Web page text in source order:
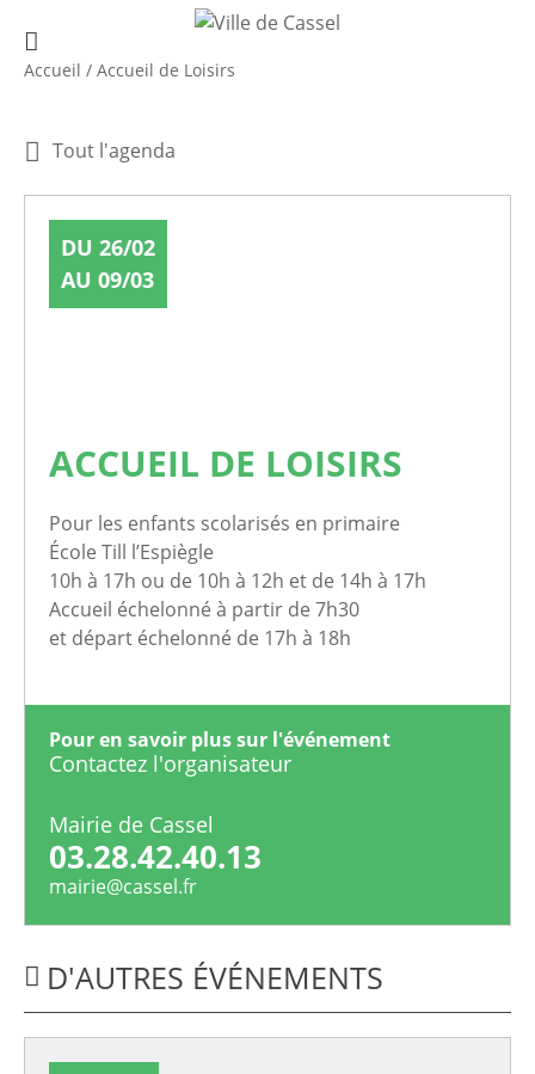
Accueil / Accueil de Loisirs
Tout l'agenda
DU 26/02
AU 09/03
ACCUEIL DE LOISIRS
Pour les enfants scolarisés en primaire
École Till l’Espiègle
10h à 17h ou de 10h à 12h et de 14h à 17h
Accueil échelonné à partir de 7h30
et départ échelonné de 17h à 18h
Pour en savoir plus sur l'événement
Contactez l'organisateur
Mairie de Cassel
03.28.42.40.13
mairie@cassel.fr
D'AUTRES ÉVÉNEMENTS